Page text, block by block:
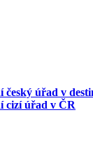
český úřad v
cizí úřad v ČR